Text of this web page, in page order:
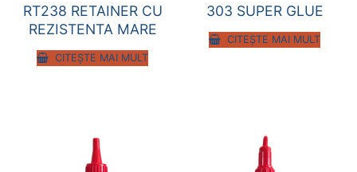
RT238 RETAINER CU
REZISTENTA MARE
CITEȘTE MAI MULT
303 SUPER GLUE
CITEȘTE MAI MULT